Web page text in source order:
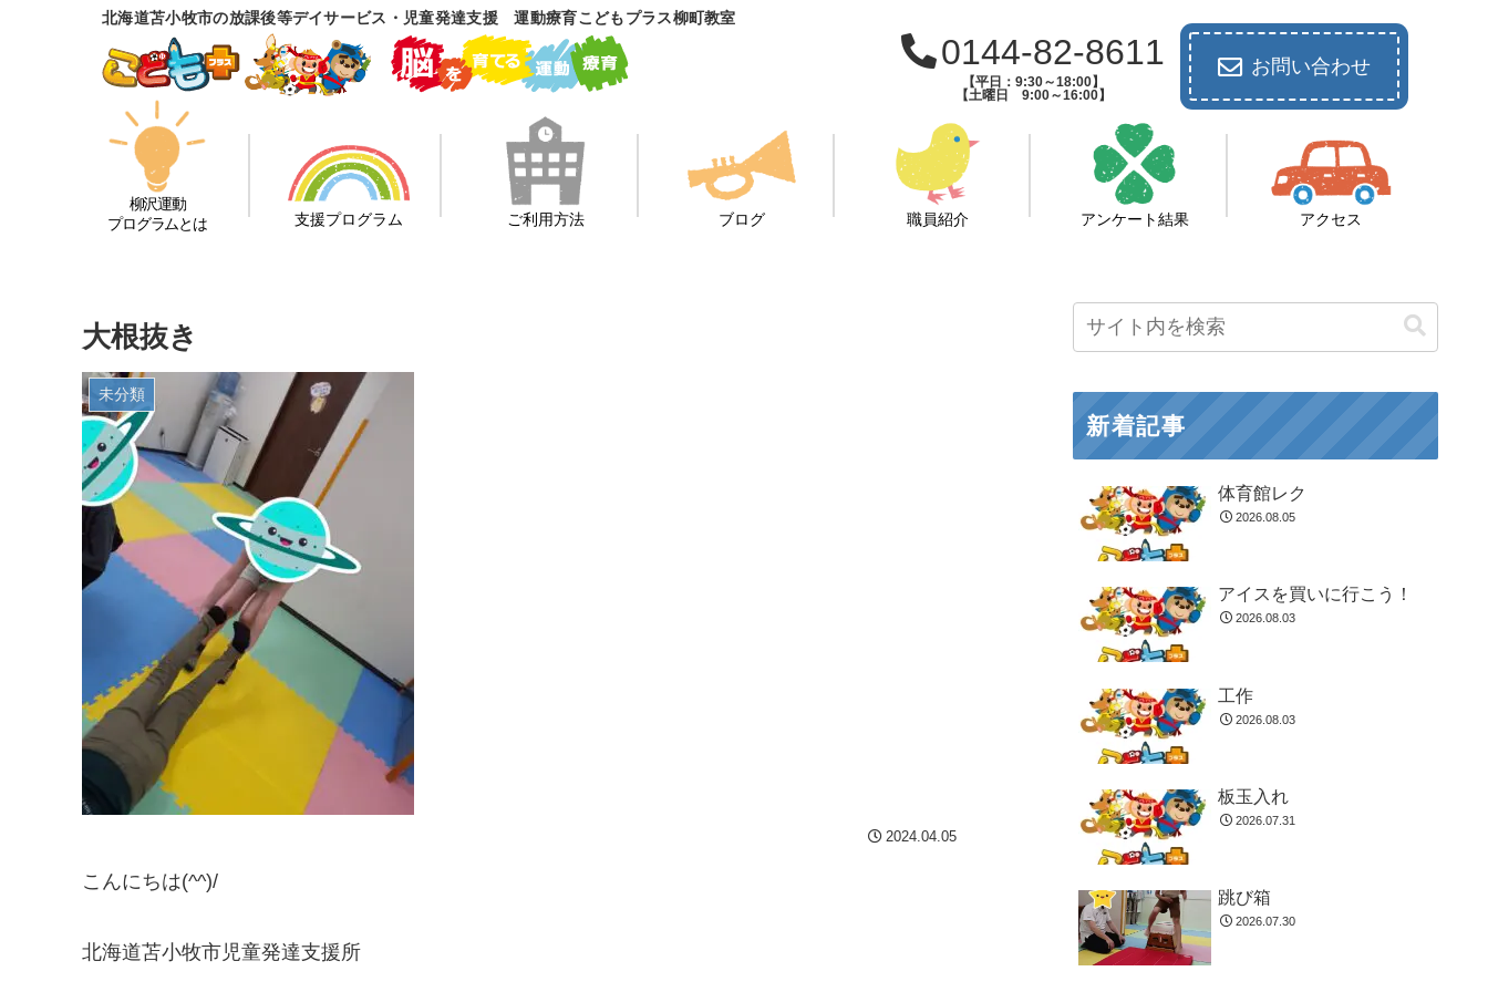
北海道苫小牧市の放課後等デイサービス・児童発達支援 運動療育こどもプラス柳町教室
0144-82-8611
【平日：9:30～18:00】
【土曜日 9:00～16:00】
お問い合わせ
柳沢運動
プログラムとは
支援プログラム ご利用方法 ブログ 職員紹介 アンケート結果 アクセス
大根抜き
未分類
2024.04.05
こんにちは(^^)/
北海道苫小牧市児童発達支援所
新着記事
体育館レク
2026.08.05
アイスを買いに行こう！
2026.08.03
工作
2026.08.03
板玉入れ
2026.07.31
跳び箱
2026.07.30